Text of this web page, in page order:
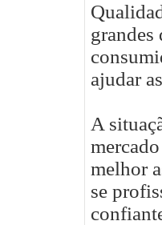
grandes
ajudar
A
melhor
se